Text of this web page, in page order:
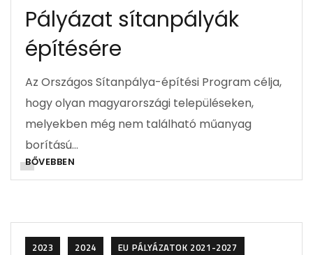
Pályázat sítanpályák
építésére
Az Országos Sítanpálya-építési Program célja,
hogy olyan magyarországi településeken,
melyekben még nem található műanyag
borítású…
BŐVEBBEN
2023 2024
EU PÁLYÁZATOK 2021-2027